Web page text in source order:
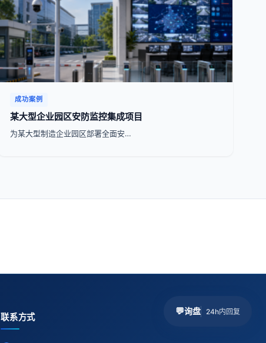
成功案例
某大型企业园区安防监控集成项目
为某大型制造企业园区部署全面安…
联系方式
💬询盘 24h内回复